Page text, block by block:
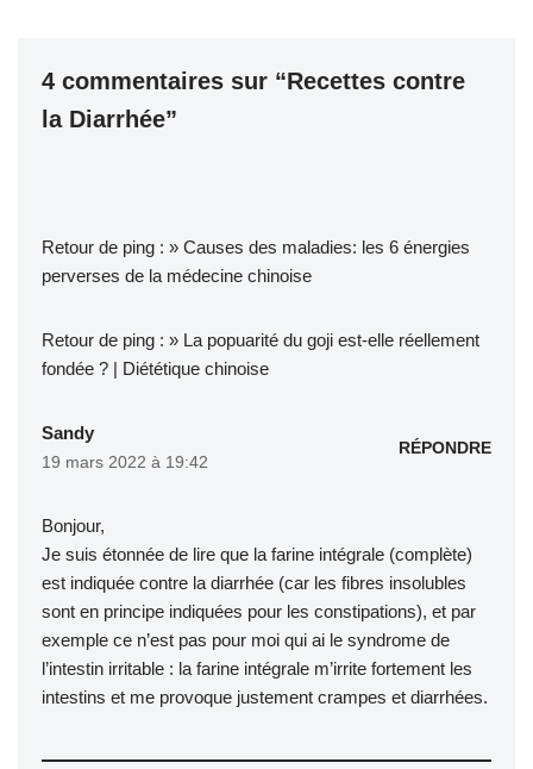
4 commentaires sur “Recettes contre
la Diarrhée”
Retour de ping : » Causes des maladies: les 6 énergies
perverses de la médecine chinoise
Retour de ping : » La popuarité du goji est-elle réellement
fondée ? | Diététique chinoise
Sandy
19 mars 2022 à 19:42
RÉPONDRE
Bonjour,
Je suis étonnée de lire que la farine intégrale (complète)
est indiquée contre la diarrhée (car les fibres insolubles
sont en principe indiquées pour les constipations), et par
exemple ce n’est pas pour moi qui ai le syndrome de
l’intestin irritable : la farine intégrale m’irrite fortement les
intestins et me provoque justement crampes et diarrhées.